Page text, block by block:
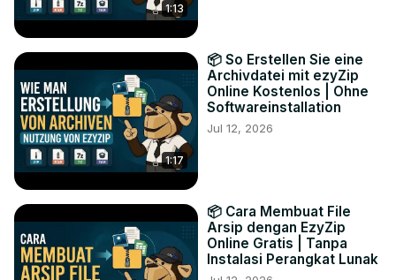
1:13
1:17
📦 So Erstellen Sie eine
Archivdatei mit ezyZip
Online Kostenlos | Ohne
Softwareinstallation
Jul 12, 2026
📦 Cara Membuat File
Arsip dengan EzyZip
Online Gratis | Tanpa
Instalasi Perangkat Lunak